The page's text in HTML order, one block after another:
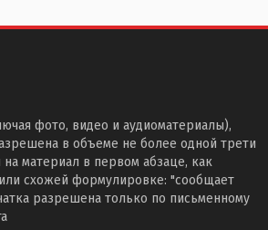
фото, видео и аудиоматериалы),
в объеме не более одной трети
материал в первом абзаце, как
схожей формулировке: "сообщает
разрешена только по письменному